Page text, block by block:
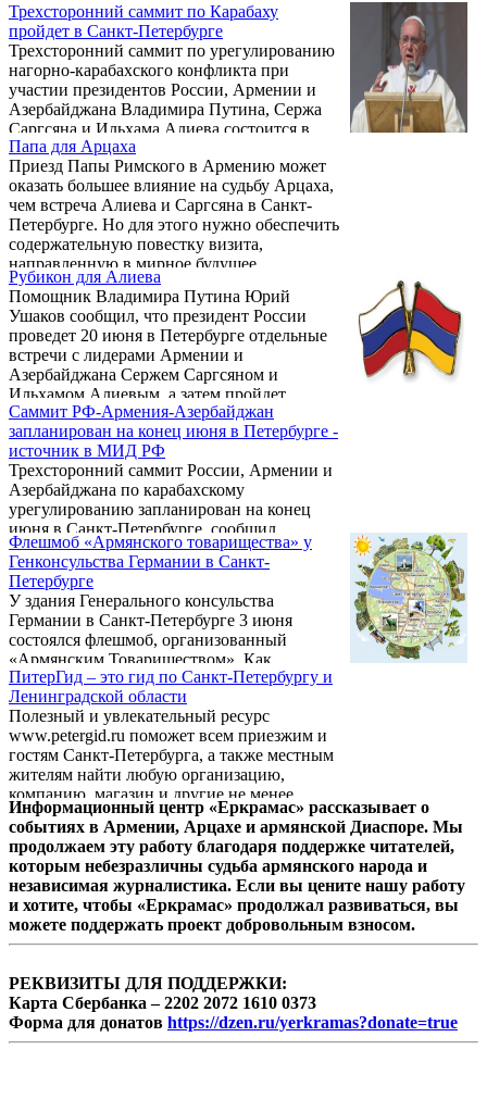
Трехсторонний саммит по Карабаху
пройдет в Санкт-Петербурге
Трехсторонний саммит по урегулированию
нагорно-карабахского конфликта при
участии президентов России, Армении и
Азербайджана Владимира Путина, Сержа
Саргсяна и Ильхама Алиева состоится в
понедельник в северной столице России.
Папа для Арцаха
Приезд Папы Римского в Армению может
оказать большее влияние на судьбу Арцаха,
чем встреча Алиева и Саргсяна в Санкт-
Петербурге. Но для этого нужно обеспечить
содержательную повестку визита,
направленную в мирное будущее.
Рубикон для Алиева
Помощник Владимира Путина Юрий
Ушаков сообщил, что президент России
проведет 20 июня в Петербурге отдельные
встречи с лидерами Армении и
Азербайджана Сержем Саргсяном и
Ильхамом Алиевым, а затем пройдет
трехсторонняя встреча по проблеме
нагорно-карабахского урегулирования.
Ушаков напомнил, что Россия сыграла
решающую роль в прекращении апрельских
боевых действий, а сейчас попытается
оказать содействие сторонам в
урегулировании конфликта.
Саммит РФ-Армения-Азербайджан
запланирован на конец июня в Петербурге -
источник в МИД РФ
Трехсторонний саммит России, Армении и
Азербайджана по карабахскому
урегулированию запланирован на конец
июня в Санкт-Петербурге, сообщил
источник в МИД РФ.
Флешмоб «Армянского товарищества» у
Генконсульства Германии в Санкт-
Петербурге
У здания Генерального консульства
Германии в Санкт-Петербурге 3 июня
состоялся флешмоб, организованный
«Армянским Товариществом». Как
сообщает Информационный Центр газеты
армян России «Еркрамас», группа армян
пришла, чтобы выразить благодарность
народу Германии и депутатам Бундестага за
историческую Резолюцию по признанию
Геноцида армян в Турции.
ПитерГид – это гид по Санкт-Петербургу и
Ленинградской области
Полезный и увлекательный ресурс
www.petergid.ru поможет всем приезжим и
гостям Санкт-Петербурга, а также местным
жителям найти любую организацию,
компанию, магазин и другие не менее
важные места. Для туристов
интересующихся достопримечательностями
города на Неве в разделе «Архитектура»
предлагаются адреса и карты
местонахождения мостов, соборов и зданий,
имеющих историческое значение.
Информационный центр «Еркрамас» рассказывает о
событиях в Армении, Арцахе и армянской Диаспоре. Мы
продолжаем эту работу благодаря поддержке читателей,
которым небезразличны судьба армянского народа и
независимая журналистика. Если вы цените нашу работу
и хотите, чтобы «Еркрамас» продолжал развиваться, вы
можете поддержать проект добровольным взносом.
РЕКВИЗИТЫ ДЛЯ ПОДДЕРЖКИ:
Карта Сбербанка – 2202 2072 1610 0373
Форма для донатов https://dzen.ru/yerkramas?donate=true